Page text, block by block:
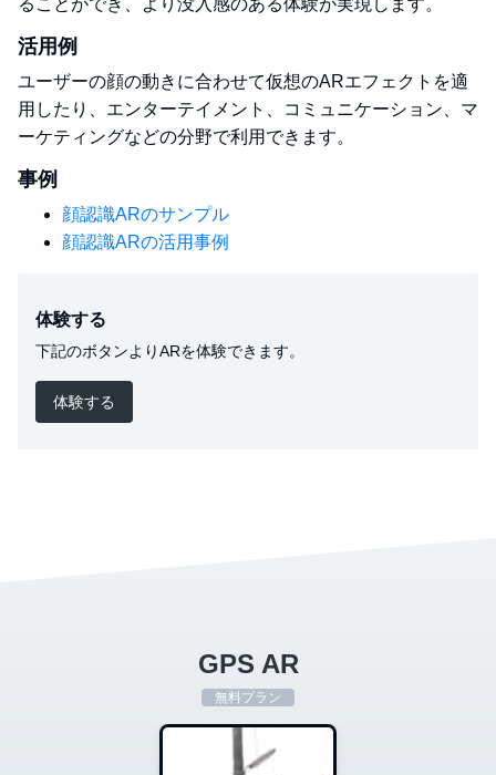
活用例
ユーザーの顔の動きに合わせて仮想のARエフェクトを適
用したり、エンターテイメント、コミュニケーション、マ
ーケティングなどの分野で利用できます。
事例
顔認識ARのサンプル
顔認識ARの活用事例
体験する
下記のボタンよりARを体験できます。
体験する
GPS AR
無料プラン